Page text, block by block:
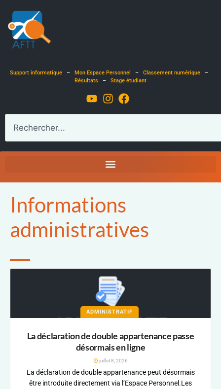
Support informatique – Mon Espace Personnel – Classement numérique –
Résultats – Stage étudiant
Informations
administratives
ADMINISTRATIF
La déclaration de double appartenance passe
désormais en ligne
juillet 8, 2026
La déclaration de double appartenance peut désormais
être introduite directement via l’Espace Personnel.Les